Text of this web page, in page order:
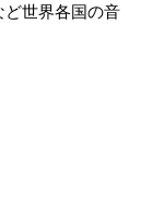
ど世界各国の音